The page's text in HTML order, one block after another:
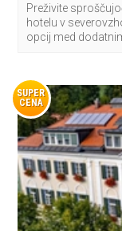
Preživite
hotelu v
opcij med
SUPER
CENA